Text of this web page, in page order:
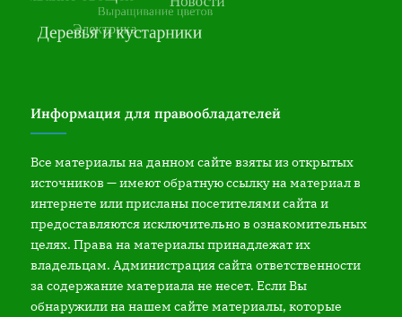
Информация для правообладателей
Все материалы на данном сайте взяты из открытых
источников — имеют обратную ссылку на материал в
интернете или присланы посетителями сайта и
предоставляются исключительно в ознакомительных
целях. Права на материалы принадлежат их
владельцам. Администрация сайта ответственности
за содержание материала не несет. Если Вы
обнаружили на нашем сайте материалы, которые